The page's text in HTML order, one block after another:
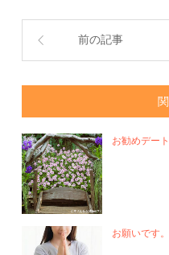
前の記事
お勧めデー
お願いです